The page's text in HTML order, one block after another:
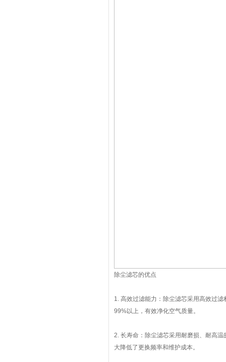
除尘滤芯的优点
1. 高效过滤能力：除尘滤芯采用高效过
99%以上，有效净化空气质量。
2. 长寿命：除尘滤芯采用耐磨损、耐高
大降低了更换频率和维护成本。